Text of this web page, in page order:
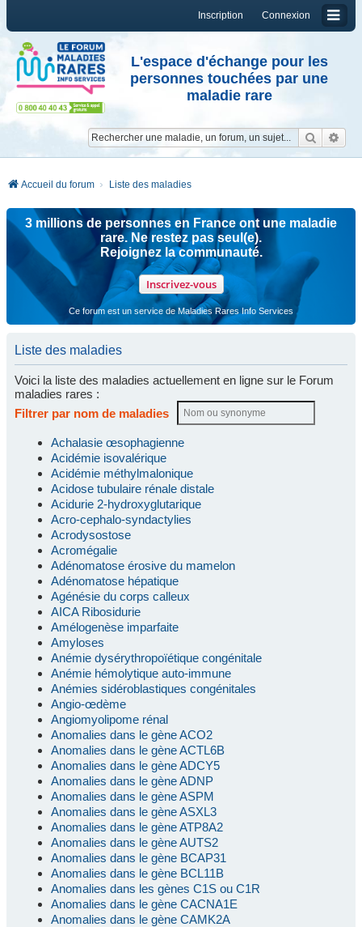
Connexion
Inscription
L'espace d'échange pour les
personnes touchées par une
maladie rare
Accueil du forum Liste des maladies
3 millions de personnes en France ont une maladie
rare. Ne restez pas seul(e).
Rejoignez la communauté.
Inscrivez-vous
Ce forum est un service de Maladies Rares Info Services
Liste des maladies
Voici la liste des maladies actuellement en ligne sur le Forum
maladies rares :
Filtrer par nom de maladies
Achalasie œsophagienne
Acidémie isovalérique
Acidémie méthylmalonique
Acidose tubulaire rénale distale
Acidurie 2-hydroxyglutarique
Acro-cephalo-syndactylies
Acrodysostose
Acromégalie
Adénomatose érosive du mamelon
Adénomatose hépatique
Agénésie du corps calleux
AICA Ribosidurie
Amélogenèse imparfaite
Amyloses
Anémie dysérythropoïétique congénitale
Anémie hémolytique auto-immune
Anémies sidéroblastiques congénitales
Angio-œdème
Angiomyolipome rénal
Anomalies dans le gène ACO2
Anomalies dans le gène ACTL6B
Anomalies dans le gène ADCY5
Anomalies dans le gène ADNP
Anomalies dans le gène ASPM
Anomalies dans le gène ASXL3
Anomalies dans le gène ATP8A2
Anomalies dans le gène AUTS2
Anomalies dans le gène BCAP31
Anomalies dans le gène BCL11B
Anomalies dans les gènes C1S ou C1R
Anomalies dans le gène CACNA1E
Anomalies dans le gène CAMK2A